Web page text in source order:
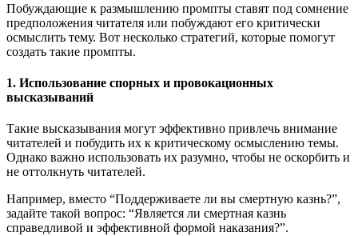
Побуждающие к размышлению промпты ставят под сомнение
предположения читателя или побуждают его критически
осмыслить тему. Вот несколько стратегий, которые помогут
создать такие промпты.
1. Использование спорных и провокационных
высказываний
Такие высказывания могут эффективно привлечь внимание
читателей и побудить их к критическому осмыслению темы.
Однако важно использовать их разумно, чтобы не оскорбить и
не оттолкнуть читателей.
Например, вместо “Поддерживаете ли вы смертную казнь?”,
задайте такой вопрос: “Является ли смертная казнь
справедливой и эффективной формой наказания?”.